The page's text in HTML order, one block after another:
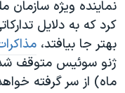
نماینده ویژه سازمان
کرد که به دلایل
بهتر جا بیافتد،
ماه) از سر گرفته